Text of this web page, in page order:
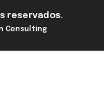
reservados.
Consulting